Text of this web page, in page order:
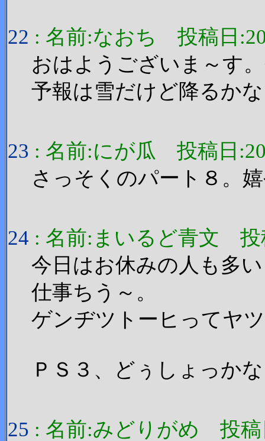
22 : 名前:なおち 投稿日
おはようございま～す
予報は雪だけど降るか
23 : 名前:にが瓜 投稿日
さっそくのパート８。
24 : 名前:まいるど青文 投
今日はお休みの人も多
仕事ちう～。
ゲンヂツトーヒってヤ
ＰＳ３、どぅしょっか
25 : 名前:みどりがめ 投稿